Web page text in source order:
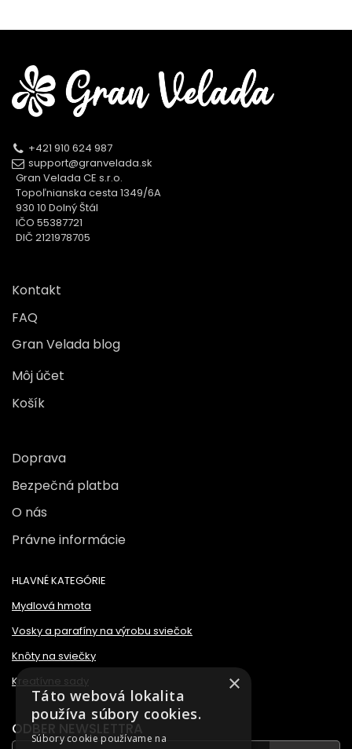
+421 910 624 987
support@granvelada.sk
Gran Velada CE s.r.o.
Topoľnianska cesta 1349/6A
930 10 Dolný Štál
IČO 55387721
DIČ 2121978705
Kontakt
FAQ
Gran Velada blog
Môj účet
Košík
Doprava
Bezpečná platba
O nás
Právne informácie
HLAVNÉ KATEGÓRIE
Mydlová hmota
Vosky a parafíny na výrobu sviečok
Knôty na sviečky
Kreatívne sady
ODBER NEWSLETTRA
×
Táto webová lokalita
používa súbory cookies.
Súbory cookie používame na